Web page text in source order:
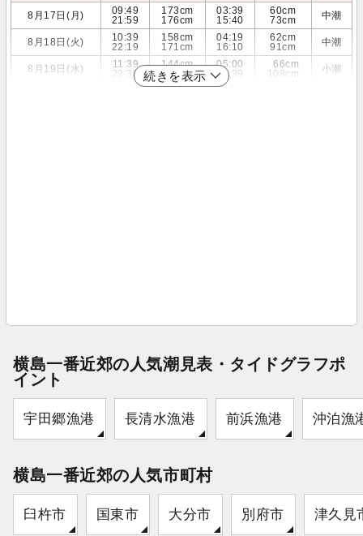
8月17日(月)
09:49
21:59
173cm
176cm
03:39
15:40
60cm
73cm
中潮
8月18日(火)
10:39
22:19
158cm
171cm
04:19
16:10
62cm
91cm
中潮
8月19日(水)
11:39
22:30
144cm
166cm
05:00
16:39
66cm
108cm
小潮
続きを表示
横島一番近郊の人気潮見表・タイドグラフポ
イント
宇田郷漁港 長清水漁港 前浜漁港 沖泊漁
横島一番近郊の人気市町村
臼杵市 国東市 大分市 別府市 津久見